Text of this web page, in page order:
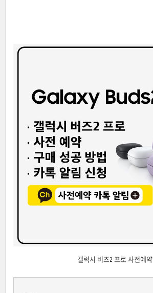
갤럭시 버즈2 프로 사전예약